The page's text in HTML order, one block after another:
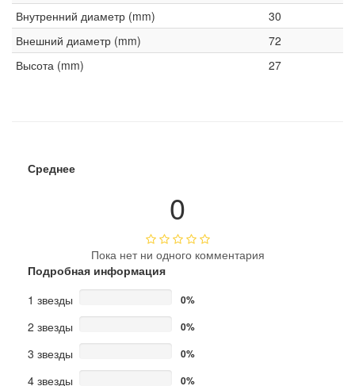
Внутренний диаметр (mm)
30
Внешний диаметр (mm)
72
Высота (mm)
27
Среднее
0
Пока нет ни одного комментария
Подробная информация
1 звезды
0%
2 звезды 0%
3 звезды 0%
4 звезды 0%